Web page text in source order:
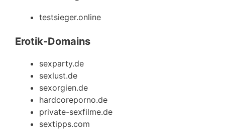
testsieger.online
Erotik-Domains
sexparty.de
sexlust.de
sexorgien.de
hardcoreporno.de
private-sexfilme.de
sextipps.com